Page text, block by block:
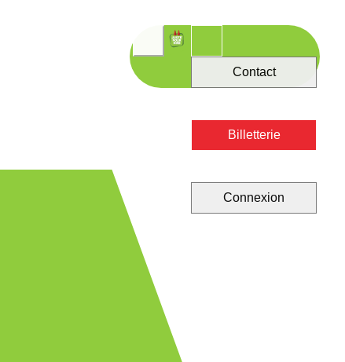
Contact
Billetterie
Connexion